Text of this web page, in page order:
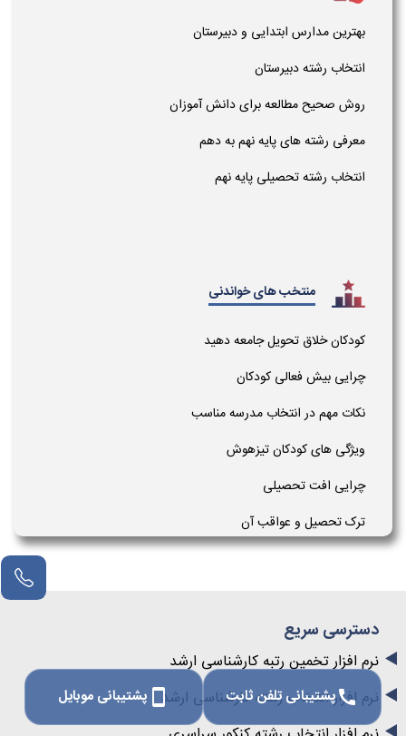
بهترین مدارس ابتدایی و دبیرستان
انتخاب رشته دبیرستان
روش صحیح مطالعه برای دانش آموزان
معرفی رشته های پایه نهم به دهم
انتخاب رشته تحصیلی پایه نهم
منتخب های خواندنی
کودکان خلاق تحویل جامعه دهید
چرایی بیش فعالی کودکان
نکات مهم در انتخاب مدرسه مناسب
ویژگی های کودکان تیزهوش
چرایی افت تحصیلی
ترک تحصیل و عواقب آن
دسترسی سریع
نرم افزار تخمین رتبه کارشناسی ارشد
نرم افزار انتخاب رشته کارشناسی ارشد
callپشتیبانی تلفن ثابت smartphone پشتیبانی موبایل